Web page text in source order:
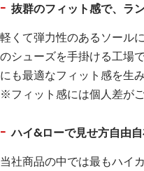
抜群のフィット感で、ラ
軽くて弾力性のあるソール
のシューズを手掛ける工場
にも最適なフィット感を生
※フィット感には個人差がご
ハイ&ローで見せ方自由
当社商品の中では最もハイ